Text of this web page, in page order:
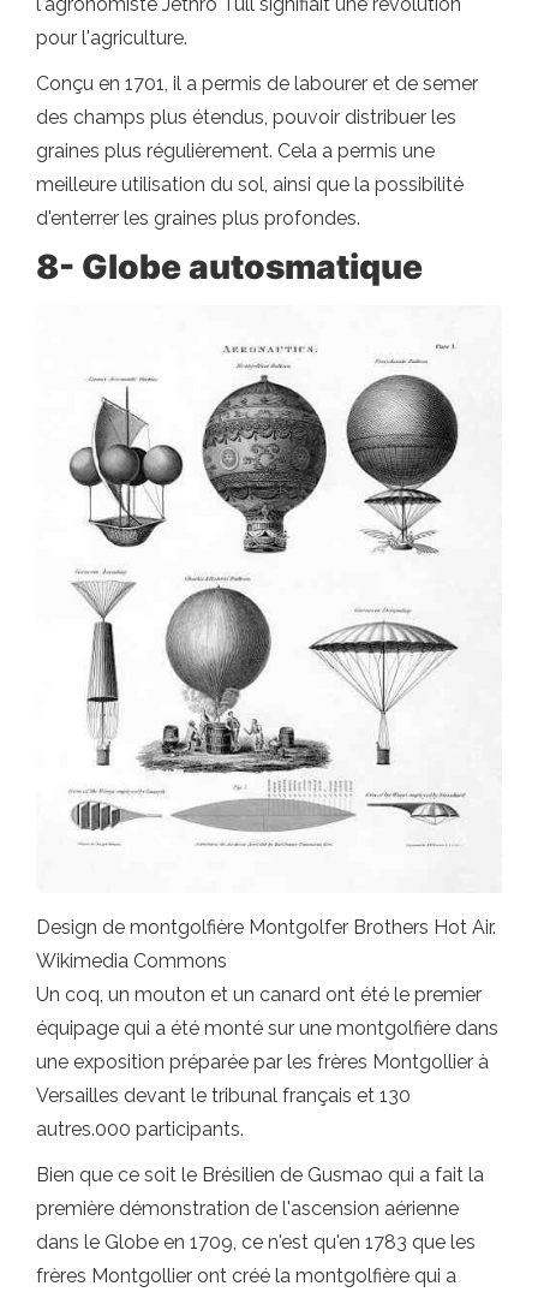
pour l'agriculture.
Conçu en 1701, il a permis de labourer et de semer
des champs plus étendus, pouvoir distribuer les
graines plus régulièrement. Cela a permis une
meilleure utilisation du sol, ainsi que la possibilité
d'enterrer les graines plus profondes.
8- Globe autosmatique
Design de montgolfière Montgolfer Brothers Hot Air.
Wikimedia Commons
Un coq, un mouton et un canard ont été le premier
équipage qui a été monté sur une montgolfière dans
une exposition préparée par les frères Montgollier à
Versailles devant le tribunal français et 130
autres.000 participants.
Bien que ce soit le Brésilien de Gusmao qui a fait la
première démonstration de l'ascension aérienne
dans le Globe en 1709, ce n'est qu'en 1783 que les
frères Montgollier ont créé la montgolfière qui a